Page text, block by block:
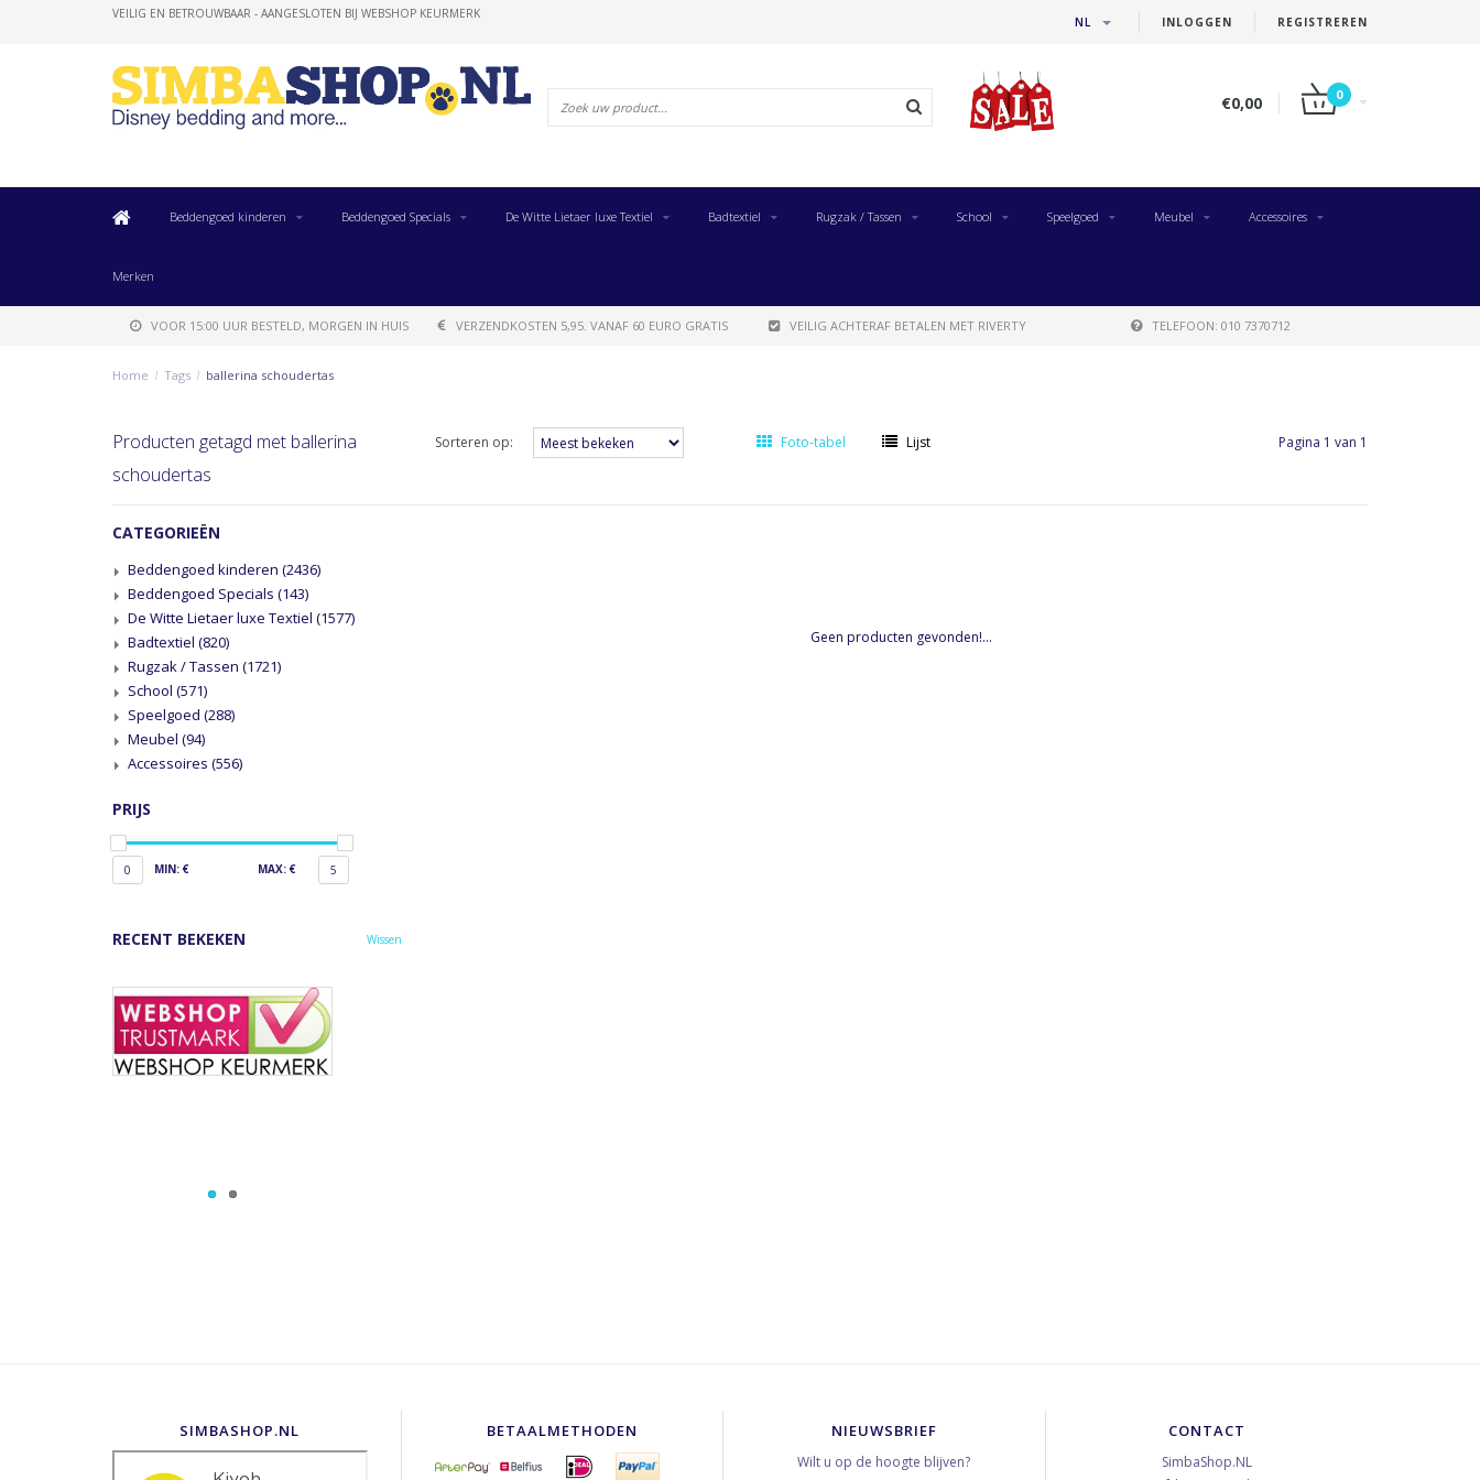
INLOGGEN REGISTREREN
NL
VEILIG EN BETROUWBAAR - AANGESLOTEN BIJ WEBSHOP KEURMERK
€0,00 0
Beddengoed kinderen Beddengoed Specials De Witte Lietaer luxe Textiel Badtextiel Rugzak / Tassen School Speelgoed Meubel Accessoires
Merken
VOOR 15:00 UUR BESTELD, MORGEN IN HUIS VERZENDKOSTEN 5,95. VANAF 60 EURO GRATIS VEILIG ACHTERAF BETALEN MET RIVERTY TELEFOON: 010 7370712
Home / Tags / ballerina schoudertas
Producten getagd met ballerina
schoudertas
Sorteren op: Foto-tabel Lijst Pagina 1 van 1
CATEGORIEËN
Beddengoed kinderen (2436)
Beddengoed Specials (143)
De Witte Lietaer luxe Textiel (1577)
Badtextiel (820)
Rugzak / Tassen (1721)
School (571)
Speelgoed (288)
Meubel (94)
Accessoires (556)
PRIJS
0 MIN: € MAX: € 5
RECENT BEKEKEN Wissen
Geen producten gevonden!...
SIMBASHOP.NL BETAALMETHODEN NIEUWSBRIEF
Wilt u op de hoogte blijven?
CONTACT
SimbaShop.NL